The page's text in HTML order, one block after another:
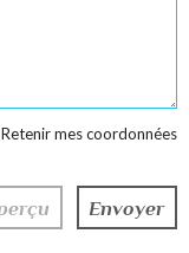
Retenir mes coordonnées